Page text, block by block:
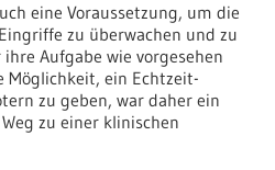
eine Voraussetzung, um die
zu überwachen und zu
Aufgabe wie vorgesehen
Möglichkeit, ein Echtzeit-
zu geben, war daher ein
zu einer klinischen